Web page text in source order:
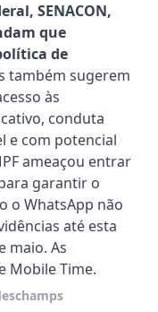
SENACON,
que
de
também sugerem
às
conduta
e com potencial
ameaçou entrar
garantir o
o WhatsApp não
até esta
maio. As
Mobile Time.